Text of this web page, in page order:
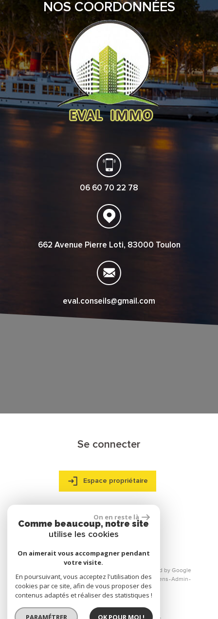
NOS COORDONNÉES
06 60 70 22 78
662 Avenue Pierre Loti, 83000 Toulon
eval.conseils@gmail.com
Se connecter
Espace propriétaire
réalisé par
© 2026 | Tous droits réservés | Traduction powered by Google
Plan du site Mentions légales Nos honoraires Liens Admin
Toutes nos annonces
On en reste là
Comme beaucoup, notre site
utilise les cookies
On aimerait vous accompagner pendant
votre visite.
En poursuivant, vous acceptez l'utilisation des
cookies par ce site, afin de vous proposer des
contenus adaptés et réaliser des statistiques !
PARAMÉTRER OK POUR MOI !